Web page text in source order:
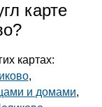
карте
картах:
,
и домами,